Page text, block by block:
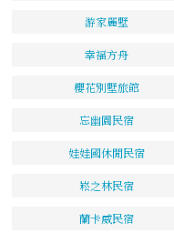
游家麗墅
幸福方舟
櫻花別墅旅館
忘幽園民宿
娃娃國休閒民宿
崧之林民宿
蘭卡威民宿